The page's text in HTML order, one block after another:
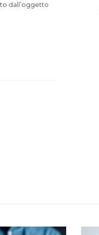
dall’oggetto